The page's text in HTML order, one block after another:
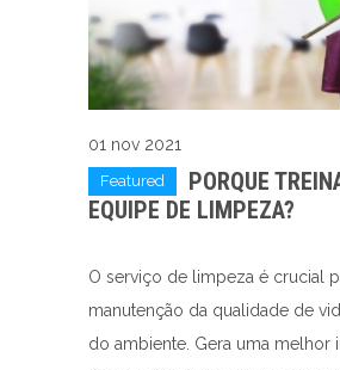
01 nov 2021
Featured
PORQUE
EQUIPE DE LIMPEZA?
O serviço de limpeza é crucial
manutenção da qualidade de
do ambiente. Gera uma melhor